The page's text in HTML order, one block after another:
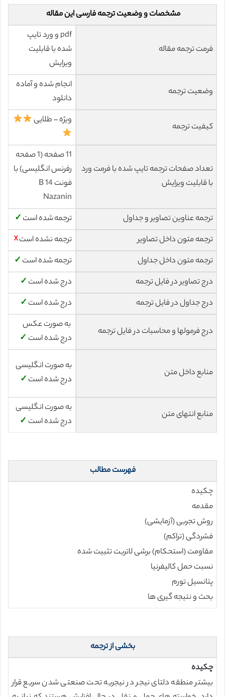
مشخصات و وضعیت ترجمه فارسی این مقاله
فرمت ترجمه مقاله
pdf و ورد تایپ
شده با قابلیت
ویرایش
وضعیت ترجمه
انجام شده و آماده
دانلود
کیفیت ترجمه
ویژه – طلایی
تعداد صفحات ترجمه تایپ شده با فرمت ورد
با قابلیت ویرایش
11 صفحه (1 صفحه
رفرنس انگلیسی) با
فونت 14 B
Nazanin
ترجمه عناوین تصاویر و جداول
ترجمه شده است ✓
ترجمه متون داخل تصاویر
ترجمه نشده است☓
ترجمه متون داخل جداول
ترجمه شده است ✓
درج تصاویر در فایل ترجمه
درج شده است ✓
درج جداول در فایل ترجمه
درج شده است ✓
درج فرمولها و محاسبات در فایل ترجمه
به صورت عکس
درج شده است ✓
منابع داخل متن
به صورت انگلیسی
درج شده است ✓
منابع انتهای متن
به صورت انگلیسی
درج شده است ✓
فهرست مطالب
چکیده
مقدمه
روش تجربی (آزمایشی)
فشردگی (تراکم)
مقاومت (استحکام) برشی لاتریت تثبیت شده
نسبت حمل کالیفرنیا
پتانسیل تورم
بحث و نتیجه گیری ها
بخشی از ترجمه
چکیده
بیشتر منطقه دلتای نیجر در نیجریه تحت صنعتی شدن سریع قرار